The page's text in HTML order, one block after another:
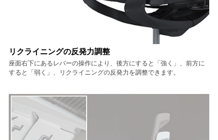
リクライニングの反発力調整
座面右下にあるレバーの操作により、後方にすると「強く」、前方に
すると「弱く」、リクライニングの反発力を調整できます。